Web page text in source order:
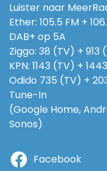
Luister naar
Ether: 105.5 FM +
DAB+ op 5A
Ziggo: 38 (TV) + 913
KPN: 1143 (TV) +
Odido 735 (TV) +
Tune-In
(Google Home,
Sonos)
Facebook